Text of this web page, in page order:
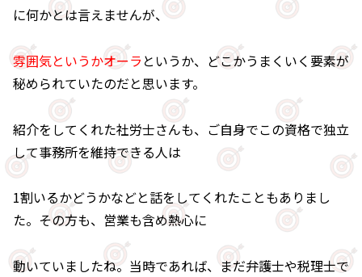
に何かとは言えませんが、
雰囲気というかオーラ というか、どこかうまくいく要素が
秘められていたのだと思います。
紹介をしてくれた社労士さんも、ご自身でこの資格で独立
して事務所を維持できる人は
1割いるかどうかなどと話をしてくれたこともありまし
た。その方も、営業も含め熱心に
動いていましたね。当時であれば、まだ弁護士や税理士で